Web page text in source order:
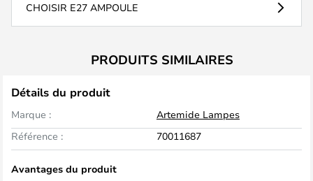
CHOISIR E27 AMPOULE
PRODUITS SIMILAIRES
Détails du produit
Marque :
Artemide Lampes
Référence :
70011687
Avantages du produit